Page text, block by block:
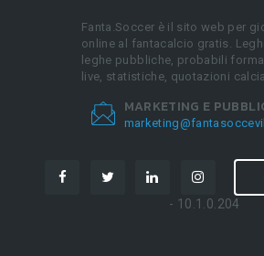
Fanta.Soccer è il sito web per
online al fantacalcio gratis.
leghe pubbliche, probabili
live, statistiche, quotazioni
MARKETING E
- 10.1.0.204